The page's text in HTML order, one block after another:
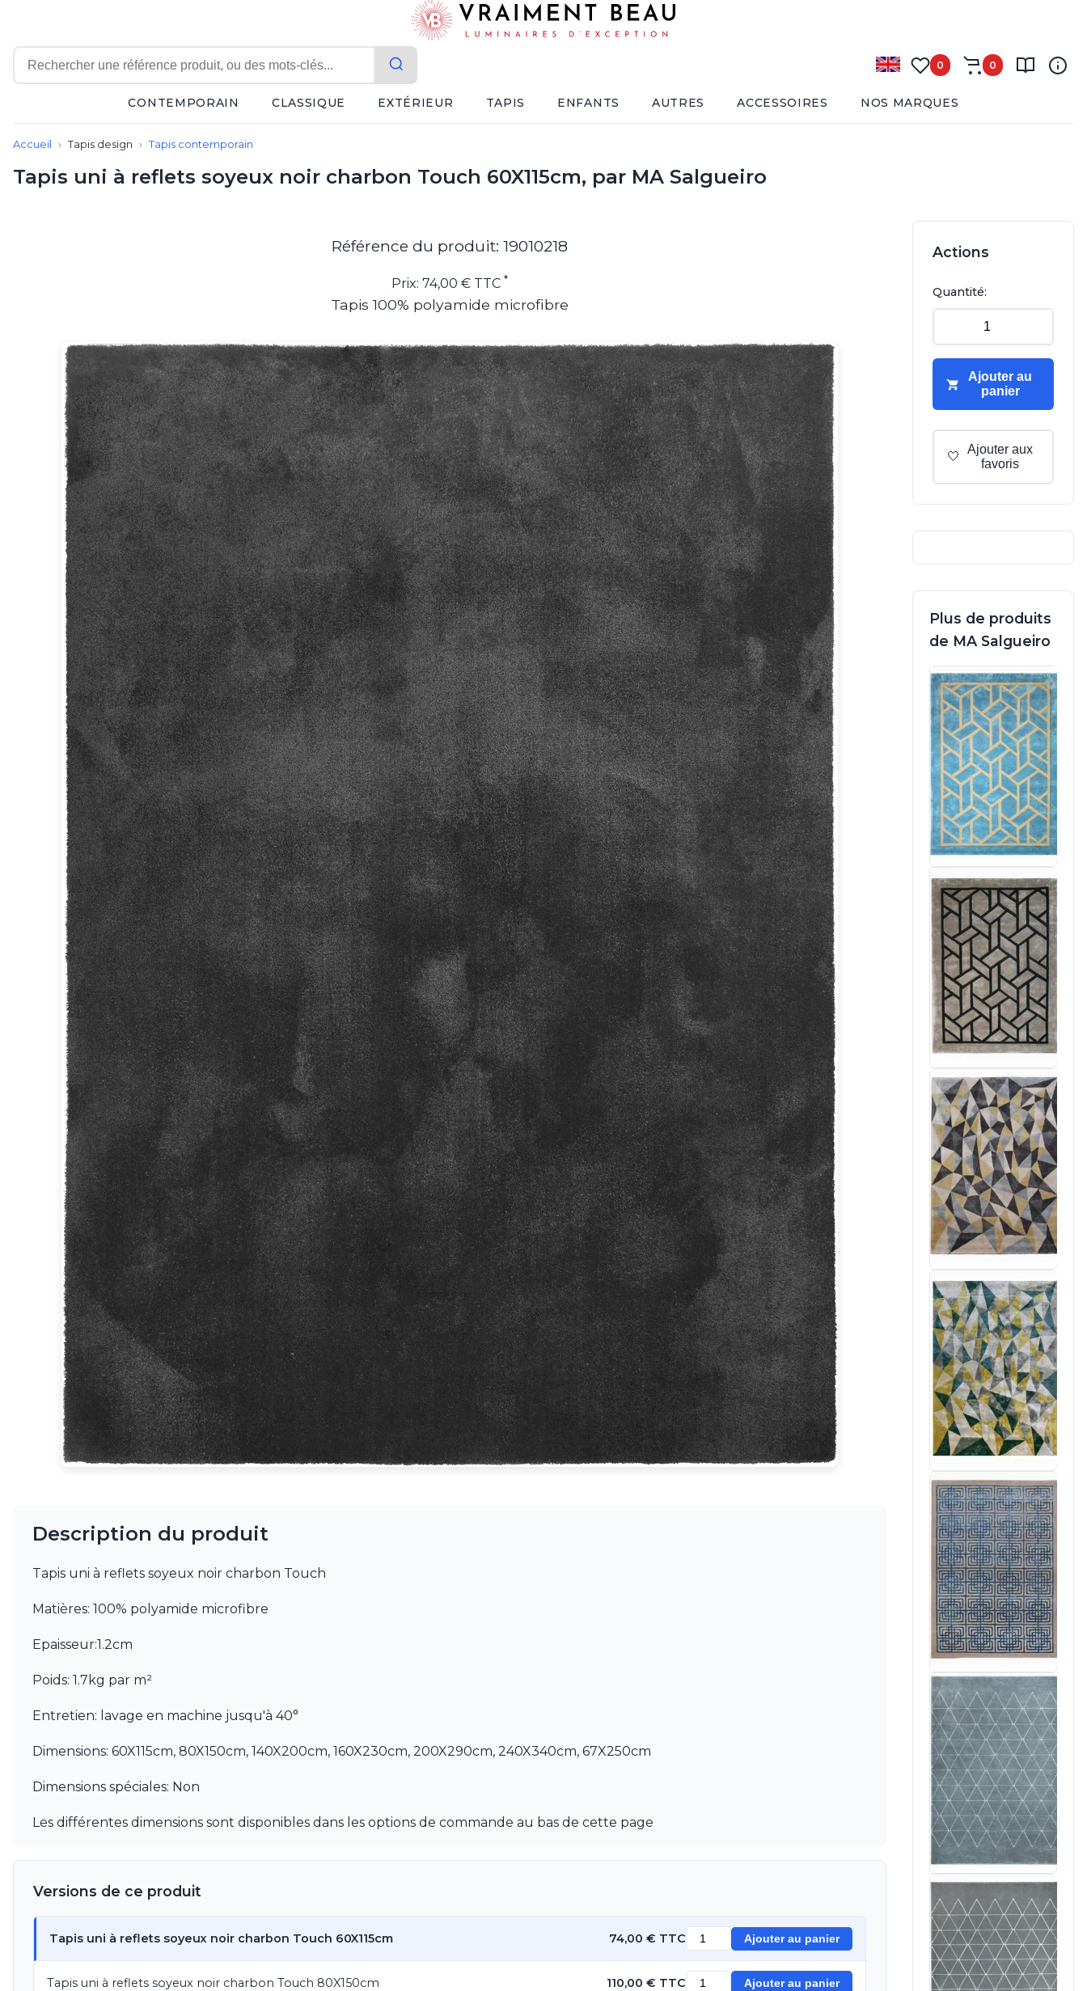
0 0
CONTEMPORAIN CLASSIQUE EXTÉRIEUR TAPIS ENFANTS AUTRES ACCESSOIRES
NOS MARQUES
Applique
Balisage
Eclairage tableau
Salle de bains
Suspension
Lampadaire
Lampe de table
Applique d'extérieur
Balise d'extérieur
Lampadaire d'extérieur
Lampe d'extérieur
Plafonnier d'extérieur
Spot & projecteur d'extérieur
Suspension d'extérieur
Tapis contemporain
Tapis en peau
Luminaire enfant
Rangement
Table d'appoint
Accessoires
Accessoires luminaire
Interrupteurs
Toutes nos marques
Aldo Bernardi
Angel des Montagnes
Arturo Alvarez
Atelier Areti
Ateliers&Torsades
Barovier&Toso
Baulmann Leuchten
bpe:LICHT
Brand Von Egmond
Charlot&Cie
Concept Verre
CVL Luminaires
Edito Paris
Elstead Lighting
Ferroluce
Ferroluce Classic
Fine Art Lamps
Gau Lighting
Hind Rabii
Holtkötter
Hudson Valley
Jacques Garcia
JP Ryckaert
Leucos
Lucide
Luminara
Lum’Art
Luz Difusion
Marset
Matlight
Minilampe
Mullan
Myo
Objet insolite
RADAR
Robers
Accueil Tapis design Tapis contemporain
Tapis uni à reflets soyeux noir charbon Touch 60X115cm, par MA Salgueiro
Référence du produit: 19010218
Prix: 74,00 € TTC *
Tapis 100% polyamide microfibre
Description du produit
Tapis uni à reflets soyeux noir charbon Touch
Matières: 100% polyamide microfibre
Epaisseur:1.2cm
Poids: 1.7kg par m²
Entretien: lavage en machine jusqu'à 40°
Dimensions: 60X115cm, 80X150cm, 140X200cm, 160X230cm, 200X290cm, 240X340cm, 67X250cm
Dimensions spéciales: Non
Les différentes dimensions sont disponibles dans les options de commande au bas de cette page
Versions de ce produit
Tapis uni à reflets soyeux noir charbon Touch 60X115cm 74,00 € TTC Ajouter au panier
Tapis uni à reflets soyeux noir charbon Touch 80X150cm 110,00 € TTC Ajouter au panier
Actions
Quantité:
Ajouter au
panier
🤍
Ajouter aux
favoris
Plus de produits
de MA Salgueiro